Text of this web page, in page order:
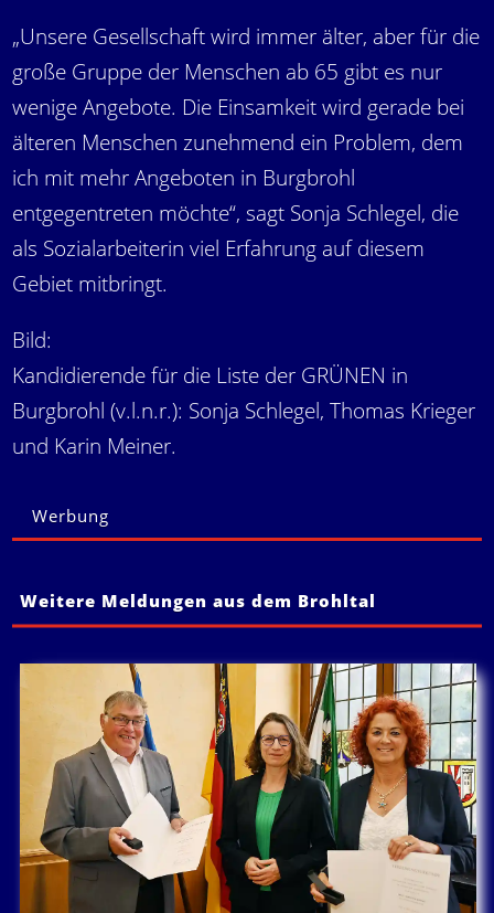
„Unsere Gesellschaft wird immer älter, aber für die
große Gruppe der Menschen ab 65 gibt es nur
wenige Angebote. Die Einsamkeit wird gerade bei
älteren Menschen zunehmend ein Problem, dem
ich mit mehr Angeboten in Burgbrohl
entgegentreten möchte“, sagt Sonja Schlegel, die
als Sozialarbeiterin viel Erfahrung auf diesem
Gebiet mitbringt.
Bild:
Kandidierende für die Liste der GRÜNEN in
Burgbrohl (v.l.n.r.): Sonja Schlegel, Thomas Krieger
und Karin Meiner.
Werbung
Weitere Meldungen aus dem Brohltal